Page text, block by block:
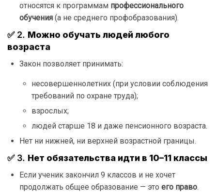
относятся к программам профессионального
обучения (а не среднего профобразования).
✅ 2. Можно обучать людей любого
возраста
Закон позволяет принимать:
несовершеннолетних (при условии соблюдения
требований по охране труда);
взрослых;
людей старше 18 и даже пенсионного возраста.
Нет ни нижней, ни верхней возрастной границы.
✅ 3. Нет обязательства идти в 10–11 классы
Если ученик закончил 9 классов и не хочет
продолжать общее образование — это его право.